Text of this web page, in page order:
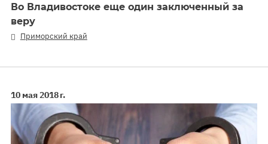
Во Владивостоке еще один заключенный за
веру
Приморский край
10 мая 2018 г.